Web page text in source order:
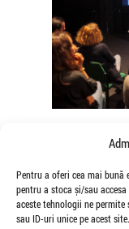
Pentru a oferi cea mai bună
pentru a stoca și/sau
aceste tehnologii ne
sau ID-uri unice pe acest
Somatice
Mădălina
Niculae
de Veioza Arte